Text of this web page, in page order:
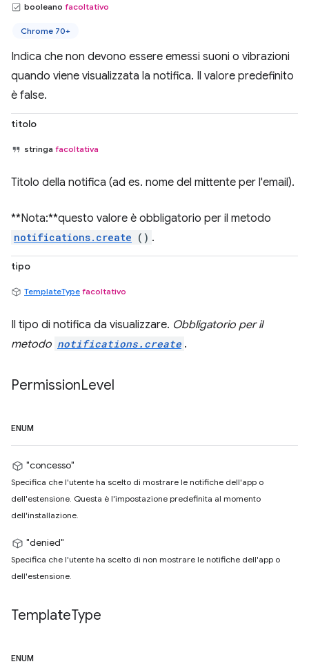
booleano facoltativo
Chrome 70+
Indica che non devono essere emessi suoni o vibrazioni
quando viene visualizzata la notifica. Il valore predefinito
è false.
titolo
stringa facoltativa
Titolo della notifica (ad es. nome del mittente per l'email).
**Nota:**questo valore è obbligatorio per il metodo
notifications.create () .
tipo
TemplateType facoltativo
Il tipo di notifica da visualizzare. Obbligatorio per il
metodo notifications.create .
PermissionLevel
ENUM
"concesso"
Specifica che l'utente ha scelto di mostrare le notifiche dell'app o
dell'estensione. Questa è l'impostazione predefinita al momento
dell'installazione.
"denied"
Specifica che l'utente ha scelto di non mostrare le notifiche dell'app o
dell'estensione.
TemplateType
ENUM